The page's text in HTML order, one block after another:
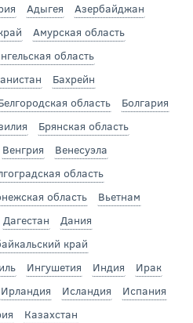
Адыгея
Азербайджан
Амурская область
область
Бахрейн
область
Болгария
Брянская область
Венгрия
Венесуэла
область
область
Вьетнам
Дагестан
Дания
край
Ингушетия Индия
Ирак
Ирландия Исландия
Испания
Казахстан